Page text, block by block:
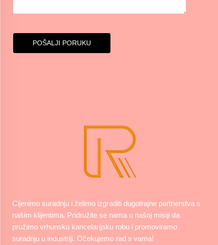
POŠALJI PORUKU
Cijenimo suradnju i želimo izgraditi dugotrajne partnerstva s
našim klijentima. Pridružite se nama u našoj misiji da
pružimo vrhunsku kancelarijsku robu i promoviramo
suradnju u industriji. Očekujemo rad s vama!